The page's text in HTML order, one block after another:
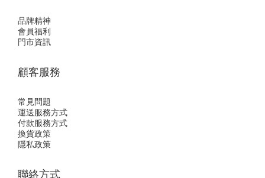
品牌精神
會員福利
門市資訊
顧客服務
常見問題
運送服務方式
付款服務方式
換貨政策
隱私政策
聯絡方式